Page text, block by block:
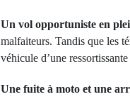
Un vol opportuniste en
malfaiteurs. Tandis que les
véhicule d’une
Une fuite à moto et une